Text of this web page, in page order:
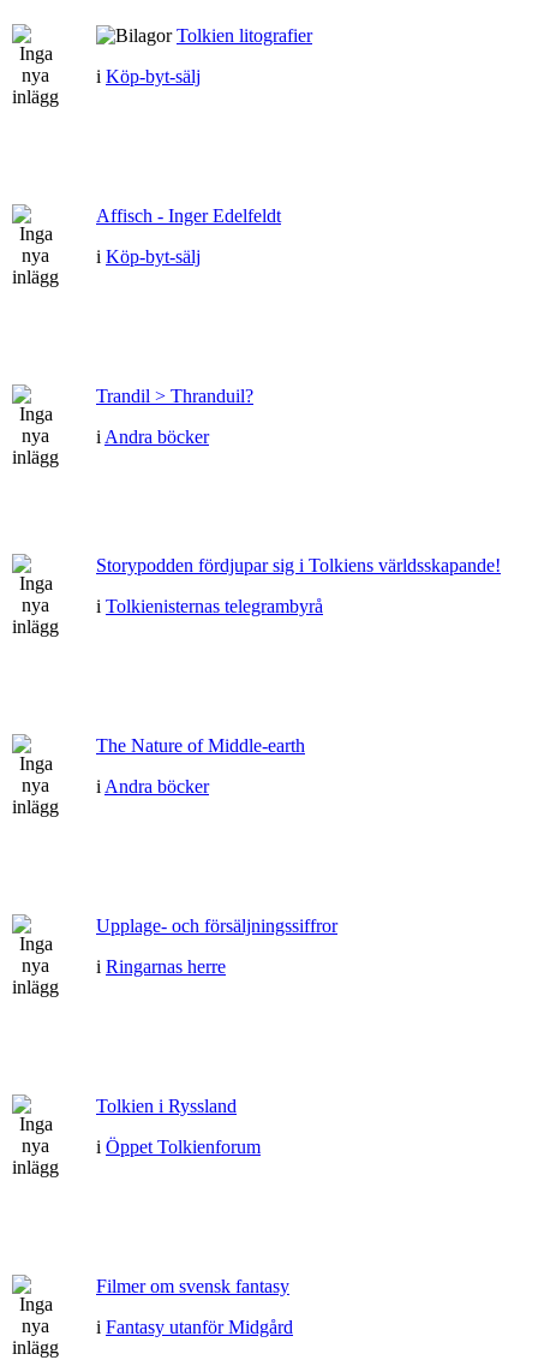
Tolkien litografier
i Köp-byt-sälj
Affisch - Inger Edelfeldt
i Köp-byt-sälj
Trandil > Thranduil?
i Andra böcker
Storypodden fördjupar sig i Tolkiens världsskapande!
i Tolkienisternas telegrambyrå
The Nature of Middle-earth
i Andra böcker
Upplage- och försäljningssiffror
i Ringarnas herre
Tolkien i Ryssland
i Öppet Tolkienforum
Filmer om svensk fantasy
i Fantasy utanför Midgård